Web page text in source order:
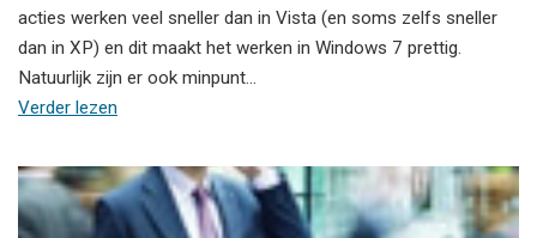
acties werken veel sneller dan in Vista (en soms zelfs sneller
dan in XP) en dit maakt het werken in Windows 7 prettig.
Natuurlijk zijn er ook minpunt…
Verder lezen